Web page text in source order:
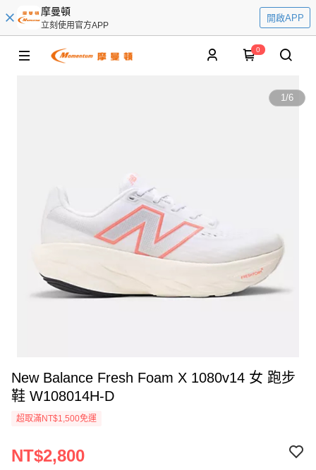
摩曼頓
立刻使用官方APP
開啟APP
0
1/6
New Balance Fresh Foam X 1080v14 女 跑步
鞋 W108014H-D
超取滿NT$1,500免運
NT$2,800